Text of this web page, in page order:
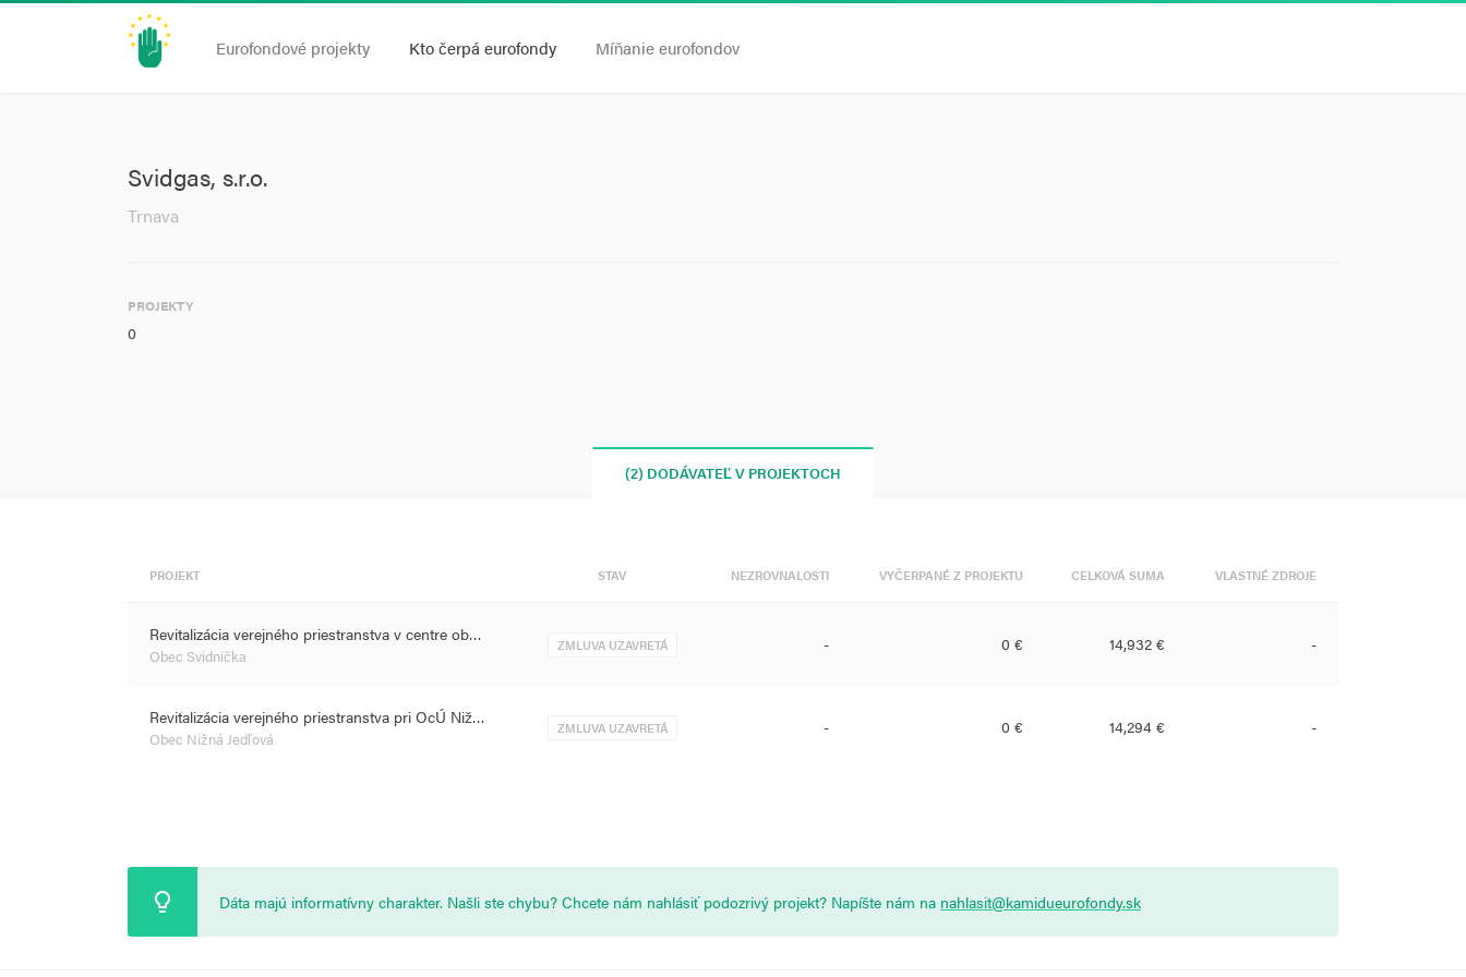
Eurofondové projekty Kto čerpá eurofondy Míňanie eurofondov
Svidgas, s.r.o.
Trnava
PROJEKTY
0
(2) DODÁVATEĽ V PROJEKTOCH
PROJEKT STAV NEZROVNALOSTI VYČERPANÉ Z PROJEKTU CELKOVÁ SUMA VLASTNÉ ZDROJE
Revitalizácia verejného priestranstva v centre ob…
Obec Svidnička
ZMLUVA UZAVRETÁ - 0 € 14,932 € -
Revitalizácia verejného priestranstva pri OcÚ Niž…
Obec Nižná Jedľová
ZMLUVA UZAVRETÁ - 0 € 14,294 € -
Dáta majú informatívny charakter. Našli ste chybu? Chcete nám nahlásiť podozrivý projekt? Napíšte nám na nahlasit@kamidueurofondy.sk